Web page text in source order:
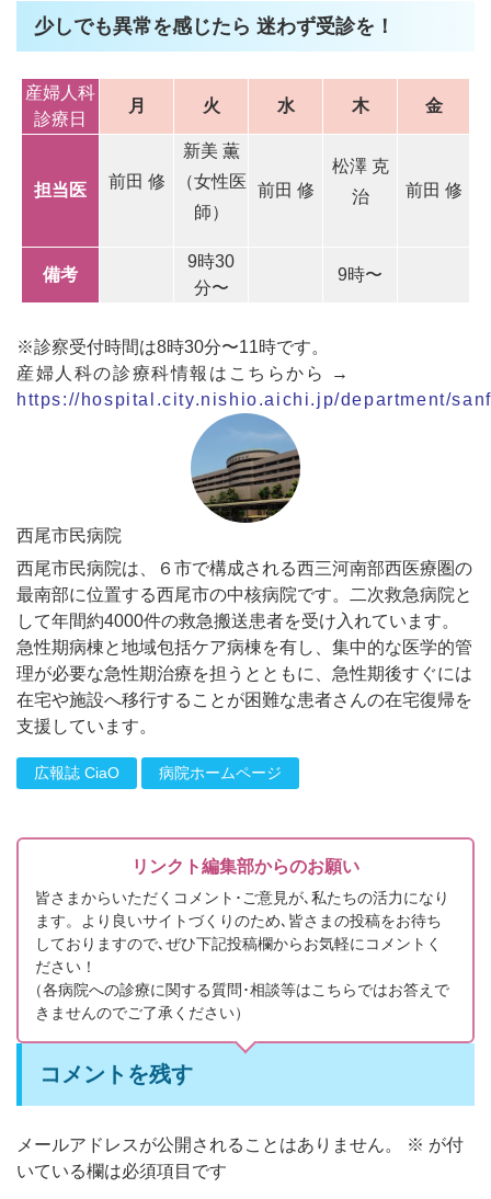
少しでも異常を感じたら 迷わず受診を！
産婦人科
診療日
月 火 水 木 金
担当医 前田 修
新美 薫
（女性医
師）
前田 修
松澤 克
治
前田 修
備考
9時30
分〜
9時〜
※診察受付時間は8時30分〜11時です。
産婦人科の診療科情報はこちらから →
https://hospital.city.nishio.aichi.jp/department/
西尾市民病院
西尾市民病院は、６市で構成される西三河南部西医療圏の
最南部に位置する西尾市の中核病院です。二次救急病院と
して年間約4000件の救急搬送患者を受け入れています。
急性期病棟と地域包括ケア病棟を有し、集中的な医学的管
理が必要な急性期治療を担うとともに、急性期後すぐには
在宅や施設へ移行することが困難な患者さんの在宅復帰を
支援しています。
広報誌 CiaO 病院ホームページ
リンクト編集部からのお願い
皆さまからいただくコメント･ご意見が､私たちの活力になり
ます。より良いサイトづくりのため､皆さまの投稿をお待ち
しておりますので､ぜひ下記投稿欄からお気軽にコメントく
ださい！
（各病院への診療に関する質問･相談等はこちらではお答えで
きませんのでご了承ください）
コメントを残す
メールアドレスが公開されることはありません。 ※ が付
いている欄は必須項目です